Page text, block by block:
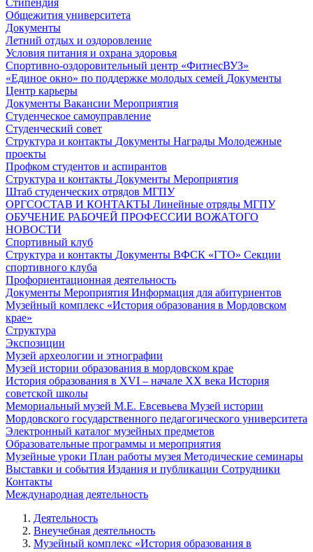
Общежития университета
Документы
Летний отдых и оздоровление
Условия питания и охрана здоровья
Спортивно-оздоровительный центр «ФитнесВУЗ»
«Единое окно» по поддержке молодых семей Документы
Центр карьеры
Документы Вакансии Мероприятия
Студенческое самоуправление
Студенческий совет
Структура и контакты Документы Награды Молодежные
проекты
Профком студентов и аспирантов
Структура и контакты Документы Мероприятия
Штаб студенческих отрядов МГПУ
ОРГСОСТАВ И КОНТАКТЫ Линейные отряды МГПУ
ОБУЧЕНИЕ РАБОЧЕЙ ПРОФЕССИИ ВОЖАТОГО
НОВОСТИ
Спортивный клуб
Структура и контакты Документы ВФСК «ГТО» Секции
спортивного клуба
Профориентационная деятельность
Документы Мероприятия Информация для абитуриентов
Музейный комплекс «История образования в Мордовском
крае»
Структура
Экспозиции
Музей археологии и этнографии
Музей истории образования в мордовском крае
История образования в XVI – начале XX века История
советской школы
Мемориальный музей М.Е. Евсевьева Музей истории
Мордовского государственного педагогического университета
Электронный каталог музейных предметов
Образовательные программы и мероприятия
Музейные уроки План работы музея Методические семинары
Выставки и события Издания и публикации Сотрудники
Контакты
Международная деятельность
Деятельность
Внеучебная деятельность
Музейный комплекс «История образования в